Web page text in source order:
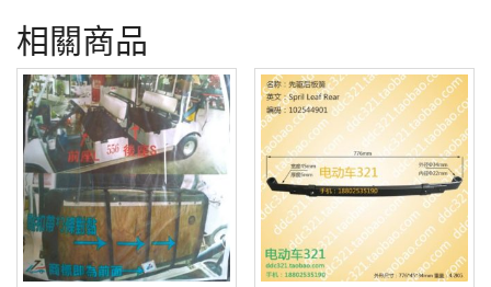
相關商品